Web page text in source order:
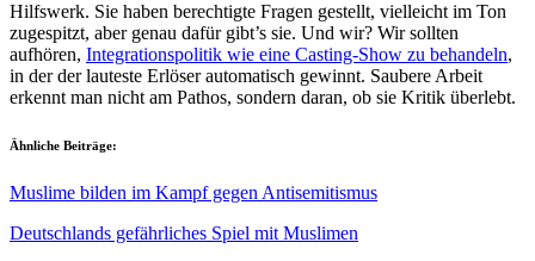
Hilfswerk. Sie haben berechtigte Fragen gestellt, vielleicht im Ton
zugespitzt, aber genau dafür gibt’s sie. Und wir? Wir sollten
aufhören, Integrationspolitik wie eine Casting-Show zu behandeln,
in der der lauteste Erlöser automatisch gewinnt. Saubere Arbeit
erkennt man nicht am Pathos, sondern daran, ob sie Kritik überlebt.
Ähnliche Beiträge:
Muslime bilden im Kampf gegen Antisemitismus
Deutschlands gefährliches Spiel mit Muslimen